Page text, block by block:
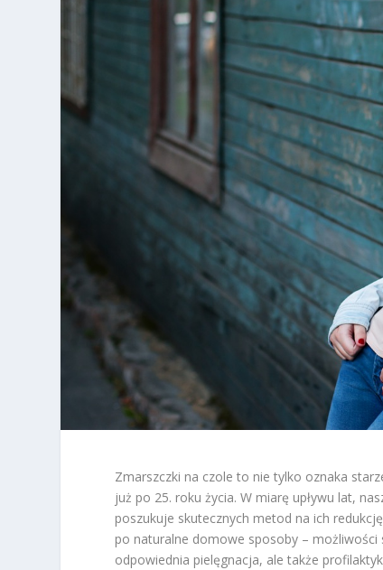
Zmarszczki na czole to nie tylko oznaka
już po 25. roku życia. W miarę upływu lat,
poszukuje skutecznych metod na ich
po naturalne domowe sposoby – możliwości
odpowiednia pielęgnacja, ale także